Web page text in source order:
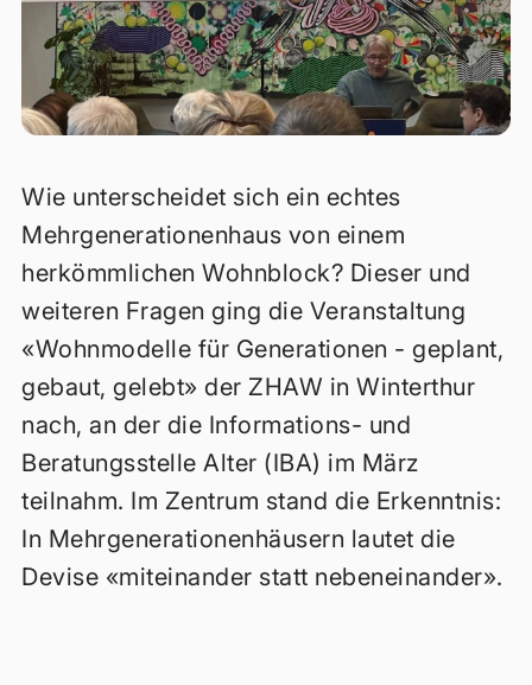
Wie unterscheidet sich ein echtes
Mehrgenerationenhaus von einem
herkömmlichen Wohnblock? Dieser und
weiteren Fragen ging die Veranstaltung
«Wohnmodelle für Generationen - geplant,
gebaut, gelebt» der ZHAW in Winterthur
nach, an der die Informations- und
Beratungsstelle Alter (IBA) im März
teilnahm. Im Zentrum stand die Erkenntnis:
In Mehrgenerationenhäusern lautet die
Devise «miteinander statt nebeneinander».